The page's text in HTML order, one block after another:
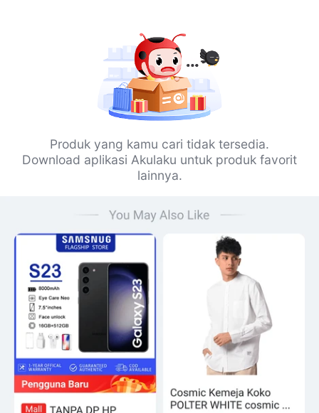
Produk yang kamu cari tidak tersedia.
Download aplikasi Akulaku untuk produk favorit
lainnya.